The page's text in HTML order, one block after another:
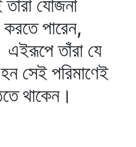
যোজনা
পারেন,
তাঁরা যে
সেই পরিমাণেই
থাকেন।